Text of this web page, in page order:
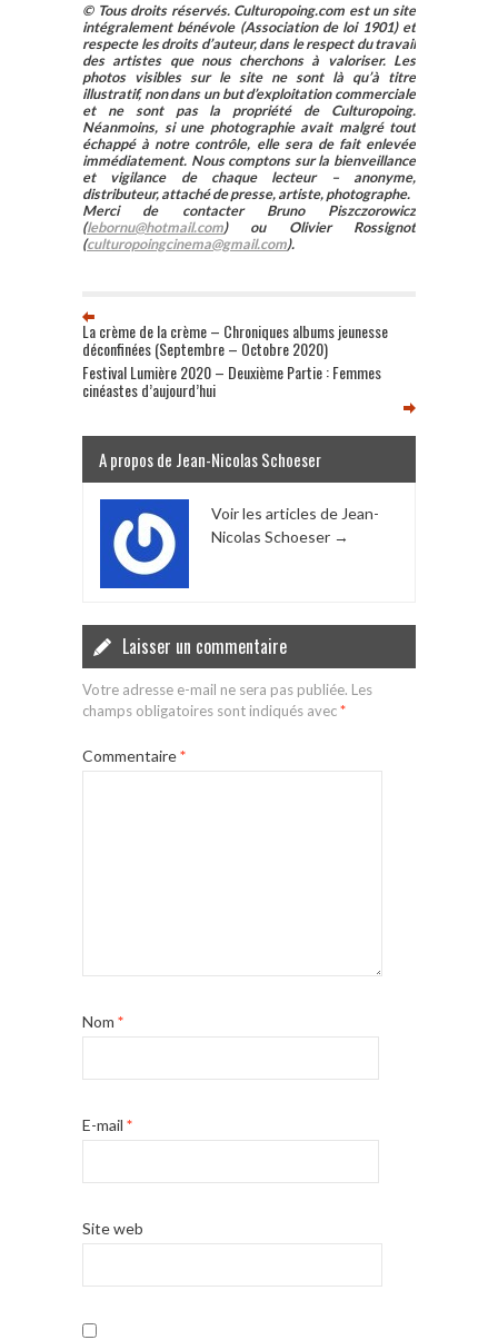
© Tous droits réservés. Culturopoing.com est un site
intégralement bénévole (Association de loi 1901) et
respecte les droits d’auteur, dans le respect du travail
des artistes que nous cherchons à valoriser. Les
photos visibles sur le site ne sont là qu’à titre
illustratif, non dans un but d’exploitation commerciale
et ne sont pas la propriété de Culturopoing.
Néanmoins, si une photographie avait malgré tout
échappé à notre contrôle, elle sera de fait enlevée
immédiatement. Nous comptons sur la bienveillance
et vigilance de chaque lecteur – anonyme,
distributeur, attaché de presse, artiste, photographe.
Merci de contacter Bruno Piszczorowicz
(lebornu@hotmail.com) ou Olivier Rossignot
(culturopoingcinema@gmail.com).
La crème de la crème – Chroniques albums jeunesse
déconfinées (Septembre – Octobre 2020)
Festival Lumière 2020 – Deuxième Partie : Femmes
cinéastes d’aujourd’hui
A propos de Jean-Nicolas Schoeser
Voir les articles de Jean-
Nicolas Schoeser →
Laisser un commentaire
Votre adresse e-mail ne sera pas publiée. Les
champs obligatoires sont indiqués avec*
Commentaire*
Nom *
E-mail *
Site web